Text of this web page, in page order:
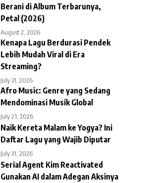
Berani di Album Terbarunya,
Petal (2026)
August 2, 2026
Kenapa Lagu Berdurasi Pendek
Lebih Mudah Viral di Era
Streaming?
July 31, 2026
Afro Music: Genre yang Sedang
Mendominasi Musik Global
July 21, 2026
Naik Kereta Malam ke Yogya? Ini
Daftar Lagu yang Wajib Diputar
July 31, 2026
Serial Agent Kim Reactivated
Gunakan AI dalam Adegan Aksinya